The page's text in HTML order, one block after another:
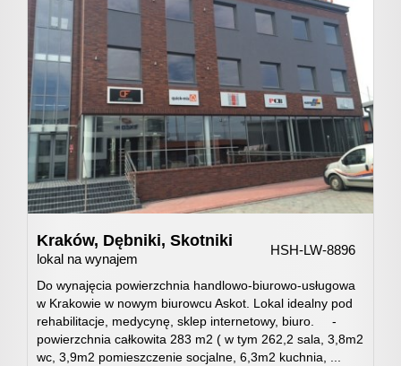
Lokale
Hale
Obiekty
w
Kraków, Dębniki, Skotniki
lokal na wynajem
HSH-LW-8896
Do wynajęcia powierzchnia handlowo-biurowo-usługowa
w Krakowie w nowym biurowcu Askot. Lokal idealny pod
rehabilitacje, medycynę, sklep internetowy, biuro. -
powierzchnia całkowita 283 m2 ( w tym 262,2 sala, 3,8m2
wc, 3,9m2 pomieszczenie socjalne, 6,3m2 kuchnia, ...